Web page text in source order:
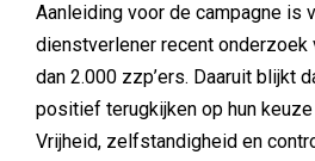
Aanleiding voor de campagne is
dienstverlener recent onderzoek
dan 2.000 zzp’ers. Daaruit blijkt
positief terugkijken op hun
Vrijheid, zelfstandigheid en